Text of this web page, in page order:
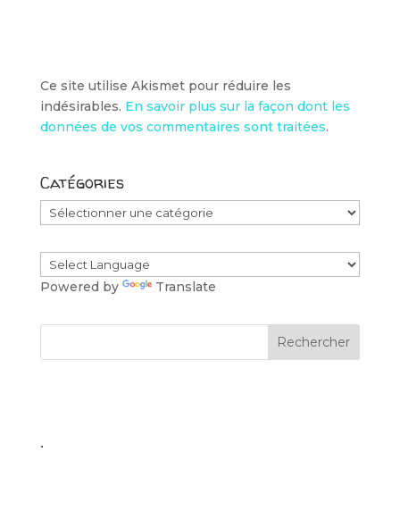
Ce site utilise Akismet pour réduire les
indésirables. En savoir plus sur la façon dont les
données de vos commentaires sont traitées.
Catégories
Catégories
Powered by Translate
.